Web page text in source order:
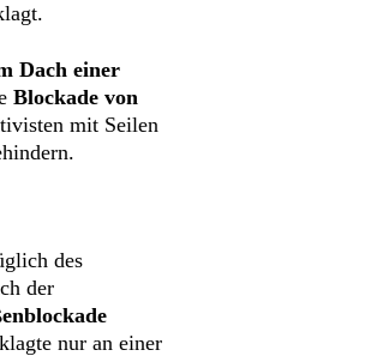
Dach einer
Blockade von
mit Seilen
des
der
nur an einer